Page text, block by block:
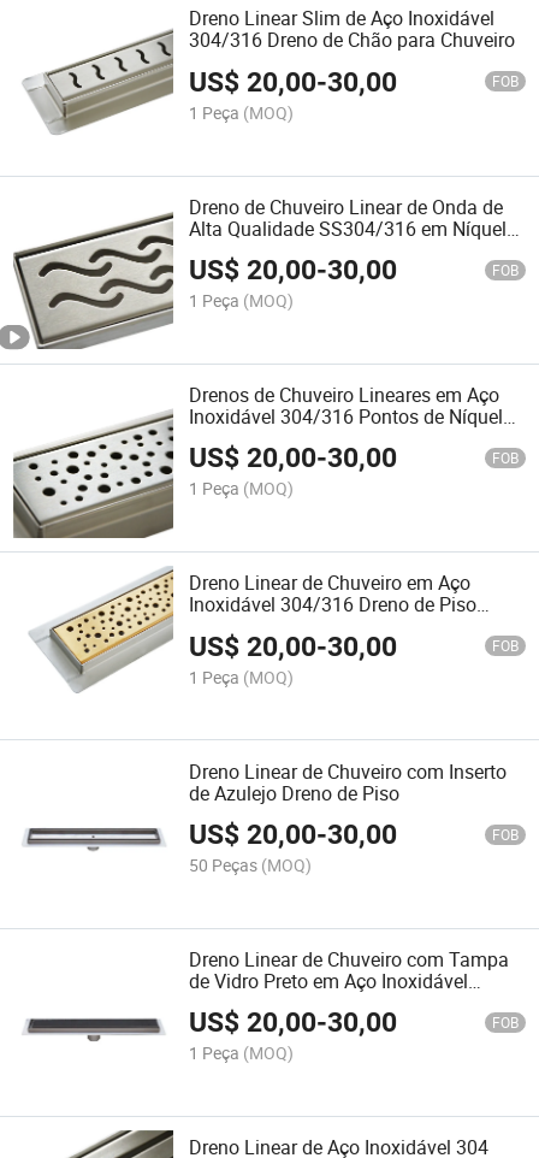
Dreno Linear Slim de Aço Inoxidável
304/316 Dreno de Chão para Chuveiro
US$20,00-30,00 FOB
1 Peça (MOQ)
Dreno de Chuveiro Linear de Onda de
Alta Qualidade SS304/316 em Níquel
Escovado
US$20,00-30,00 FOB
1 Peça (MOQ)
Drenos de Chuveiro Lineares em Aço
Inoxidável 304/316 Pontos de Níquel
Escovado Drenos de Piso
US$20,00-30,00 FOB
1 Peça (MOQ)
Dreno Linear de Chuveiro em Aço
Inoxidável 304/316 Dreno de Piso
US$20,00-30,00 FOB
1 Peça (MOQ)
Dreno Linear de Chuveiro com Inserto
de Azulejo Dreno de Piso
US$20,00-30,00 FOB
50 Peças (MOQ)
Dreno Linear de Chuveiro com Tampa
de Vidro Preto em Aço Inoxidável
304/316
US$20,00-30,00 FOB
1 Peça (MOQ)
Dreno Linear de Aço Inoxidável 304